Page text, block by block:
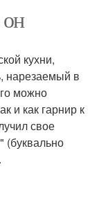
кухни,
нарезаемый в
можно
и как гарнир к
свое
(буквально